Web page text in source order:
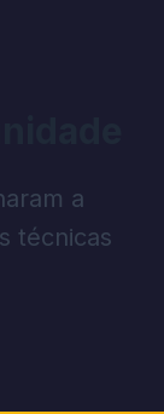
a
técnicas